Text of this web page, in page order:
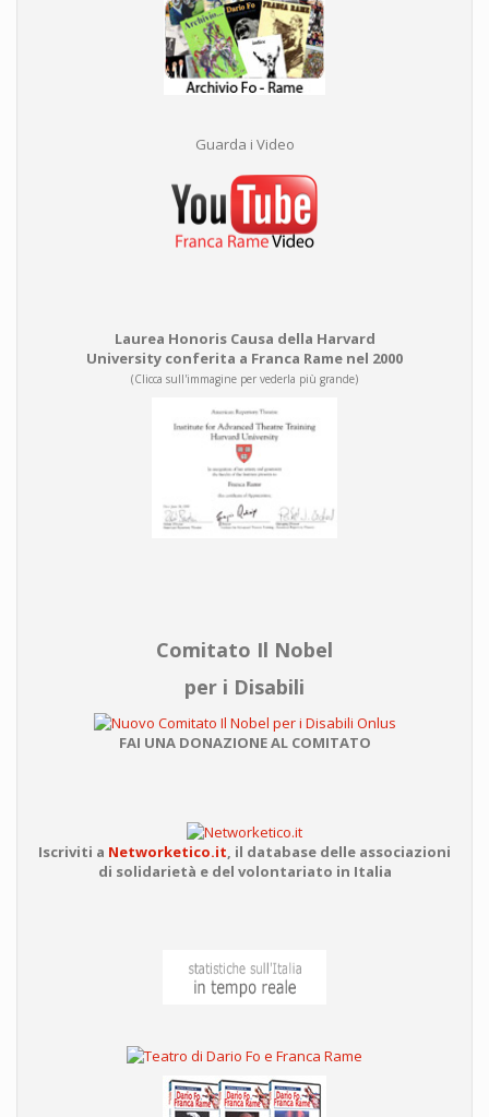
Guarda i Video
Laurea Honoris Causa della Harvard
University conferita a Franca Rame nel 2000
(Clicca sull'immagine per vederla più grande)
Comitato Il Nobel
per i Disabili
FAI UNA DONAZIONE AL COMITATO
Iscriviti a Networketico.it, il database delle associazioni
di solidarietà e del volontariato in Italia